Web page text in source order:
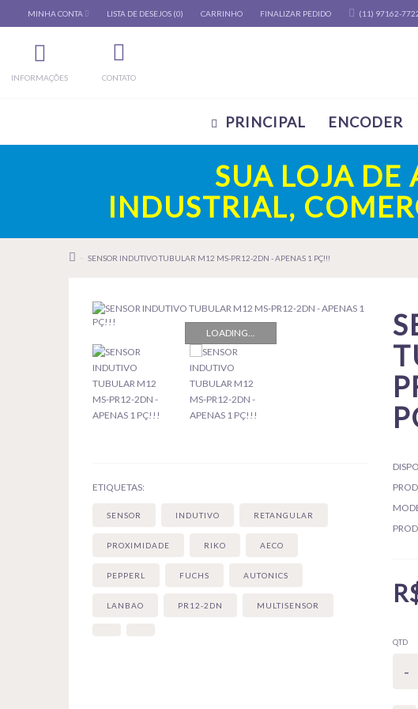
MINHA CONTA LISTA DE DESEJOS (0) CARRINHO FINALIZAR PEDIDO (11) 97162-
INFORMAÇÕES CONTATO
PRINCIPAL ENCODER
SUA LOJA
INDUSTRIAL,
SENSOR INDUTIVO TUBULAR M12 MS-PR12-2DN - APENAS 1 PÇ!!!
LOADING...
ETIQUETAS:
SENSOR INDUTIVO RETANGULAR
PROXIMIDADE RIKO AECO
PEPPERL FUCHS AUTONICS
LANBAO PR12-2DN MULTISENSOR
QTD